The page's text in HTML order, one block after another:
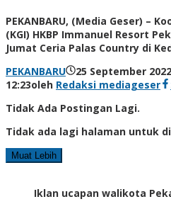
PEKANBARU, (Media Geser) –
(KGI) HKBP Immanuel Resort
Jumat Ceria Palas Country di
PEKANBARU
25 September
12:23oleh Redaksi mediageser
Tidak Ada Postingan Lagi.
Tidak ada lagi halaman untuk
Muat Lebih
Iklan ucapan walikota